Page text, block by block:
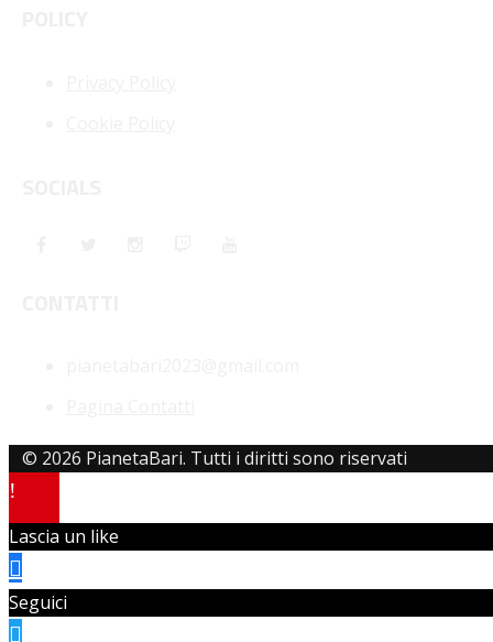
© 2026 PianetaBari. Tutti i diritti sono riservati
Lascia un like
Seguici